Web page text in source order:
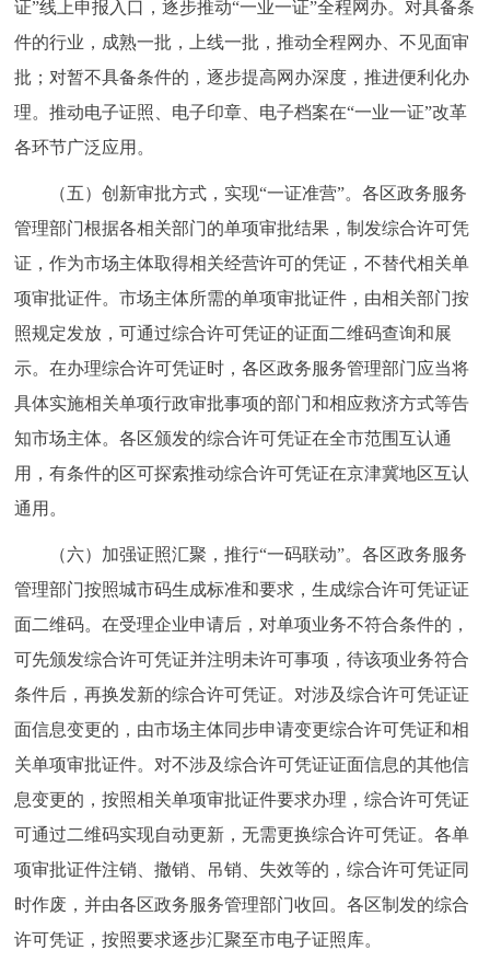
证”线上申报入口，逐步推动“一业一证”全程网办。对具备条
件的行业，成熟一批，上线一批，推动全程网办、不见面审
批；对暂不具备条件的，逐步提高网办深度，推进便利化办
理。推动电子证照、电子印章、电子档案在“一业一证”改革
各环节广泛应用。
（五）创新审批方式，实现“一证准营”。各区政务服务
管理部门根据各相关部门的单项审批结果，制发综合许可凭
证，作为市场主体取得相关经营许可的凭证，不替代相关单
项审批证件。市场主体所需的单项审批证件，由相关部门按
照规定发放，可通过综合许可凭证的证面二维码查询和展
示。在办理综合许可凭证时，各区政务服务管理部门应当将
具体实施相关单项行政审批事项的部门和相应救济方式等告
知市场主体。各区颁发的综合许可凭证在全市范围互认通
用，有条件的区可探索推动综合许可凭证在京津冀地区互认
通用。
（六）加强证照汇聚，推行“一码联动”。各区政务服务
管理部门按照城市码生成标准和要求，生成综合许可凭证证
面二维码。在受理企业申请后，对单项业务不符合条件的，
可先颁发综合许可凭证并注明未许可事项，待该项业务符合
条件后，再换发新的综合许可凭证。对涉及综合许可凭证证
面信息变更的，由市场主体同步申请变更综合许可凭证和相
关单项审批证件。对不涉及综合许可凭证证面信息的其他信
息变更的，按照相关单项审批证件要求办理，综合许可凭证
可通过二维码实现自动更新，无需更换综合许可凭证。各单
项审批证件注销、撤销、吊销、失效等的，综合许可凭证同
时作废，并由各区政务服务管理部门收回。各区制发的综合
许可凭证，按照要求逐步汇聚至市电子证照库。